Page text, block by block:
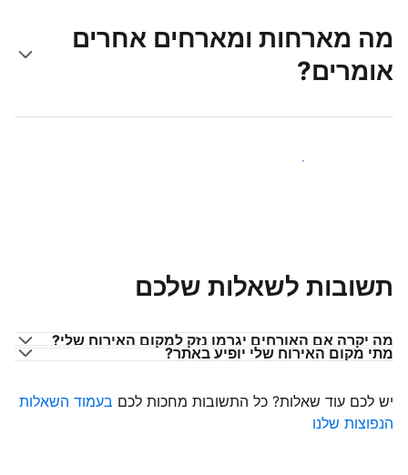
מה מארחות ומארחים אחרים
אומרים?
הצטרפו למארחים כמוכם
תשובות לשאלות שלכם
מה יקרה אם האורחים יגרמו נזק למקום האירוח שלי?
מתי מקום האירוח שלי יופיע באתר?
יש לכם עוד שאלות? כל התשובות מחכות לכם בעמוד השאלות
הנפוצות שלנו